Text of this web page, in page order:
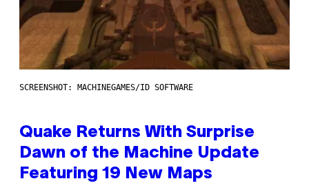
SCREENSHOT: MACHINEGAMES/ID SOFTWARE
Quake Returns With Surprise
Dawn of the Machine Update
Featuring 19 New Maps